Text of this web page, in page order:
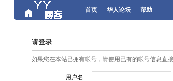
首页 华人论坛 帮助
请登录
如果您在本站已拥有帐号，请使用已有的帐号信息直
用户名